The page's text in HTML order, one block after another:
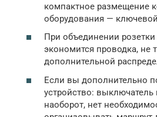
компактное размещение
оборудования —
При объединении
экономится проводка, не
дополнительной
Если вы дополнительно
устройство: выключатель
наоборот, нет